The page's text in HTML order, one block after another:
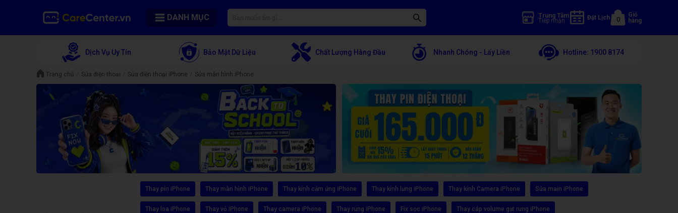
Trung Tâm
Tiếp nhận Đặt Lịch 0
Giỏ
hàng
DANH MỤC
Dịch Vụ Uy Tín Bảo Mật Dữ Liệu Chất Lượng Hàng Đầu Nhanh Chóng - Lấy Liền Hotline: 1900 8174
Trang chủ Sửa điện thoại Sửa điện thoại iPhone Sửa màn hình iPhone
Thay pin iPhone Thay màn hình iPhone Thay kính cảm ứng iPhone Thay kính lưng iPhone Thay kính Camera iPhone Sửa main iPhone
Thay loa iPhone Thay vỏ iPhone Thay camera iPhone Thay rung iPhone Fix sọc iPhone Thay cáp volume gạt rung iPhone